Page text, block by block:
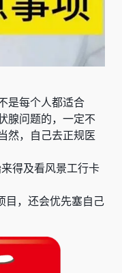
是每个人都适合
腺问题的，一定不
然，自己去正规医
得及看风景工行卡
目， 还会优先塞自己